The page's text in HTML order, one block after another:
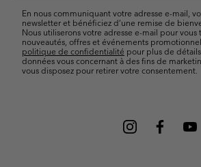
En nous communiquant votre adresse e-mail,
newsletter et bénéficiez d’une remise de
Nous utiliserons votre adresse e-mail pour
nouveautés, offres et événements
politique de confidentialité pour plus de
données vous concernant à des fins de
vous disposez pour retirer votre consentement.